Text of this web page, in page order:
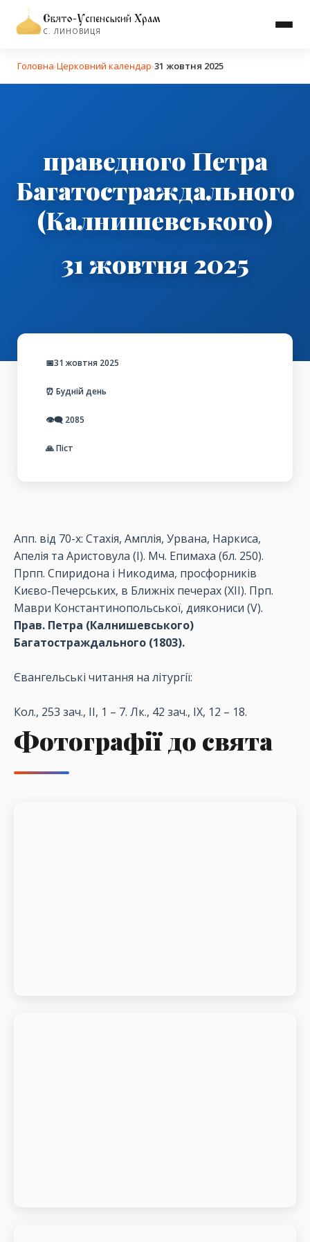
Свято-Успенський Храм
С. ЛИНОВИЦЯ
Головна›Церковний календар›31 жовтня 2025
праведного Петра
Багатостраждального
(Калнишевського)
31 жовтня 2025
📅31 жовтня 2025
⏰ Будній день
👁️‍🗨️ 2085
🙏 Піст
Апп. від 70-х: Стахія, Амплія, Урвана, Наркиса,
Апелія та Аристовула (І). Мч. Епимаха (бл. 250).
Прпп. Спиридона і Никодима, просфорників
Києво-Печерських, в Ближніх печерах(ХІІ). Прп.
Маври Константинопольської, диякониси (V).
Прав. Петра (Калнишевського)
Багатостраждального (1803).
Євангельські читання на літургії:
Кол., 253 зач., II, 1 – 7. Лк., 42 зач., IX, 12 – 18.
Фотографії до свята